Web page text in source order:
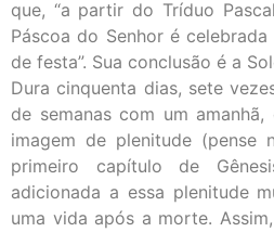
que, “a partir do Tríduo
Páscoa do Senhor é
de festa”. Sua conclusão é a
Dura cinquenta dias, sete
de semanas com um
imagem de plenitude (pense
primeiro capítulo de
adicionada a essa plenitude
uma vida após a morte.